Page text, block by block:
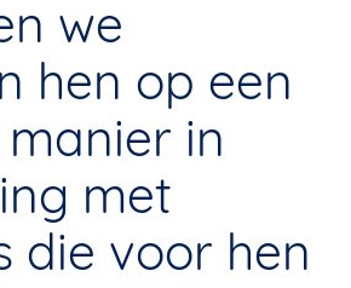
we
hen op een
in
met
die voor hen